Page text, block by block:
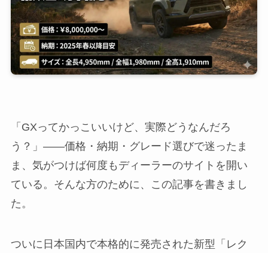
「GXってかっこいいけど、実際どうなんだろ
う？」——価格・納期・グレード選びで迷ったま
ま、気がつけば何度もディーラーのサイトを開い
ている。そんな方のために、この記事を書きまし
た。
ついに日本国内で本格的に発売された新型「レク